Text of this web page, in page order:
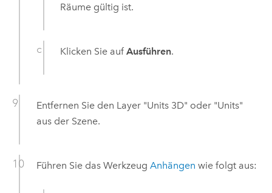
Räume gültig ist.
Klicken Sie aufAusführen.
Entfernen Sie den Layer "Units 3D" oder "Units"
aus der Szene.
Führen Sie das Werkzeug Anhängen wie folgt aus: